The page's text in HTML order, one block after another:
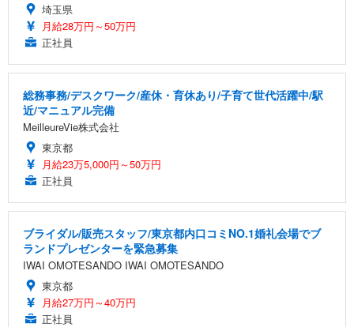
埼玉県
月給28万円～50万円
正社員
総務事務/デスクワーク/産休・育休あり/子育て世代活躍中/駅
近/マニュアル完備
MeilleureVie株式会社
東京都
月給23万5,000円～50万円
正社員
ブライダル/販売スタッフ/東京都内口コミNO.1婚礼会場でブ
ランドプレゼンターを緊急募集
IWAI OMOTESANDO IWAI OMOTESANDO
東京都
月給27万円～40万円
正社員